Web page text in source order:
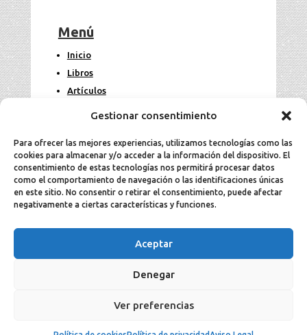
Gestionar consentimiento
Para ofrecer las mejores experiencias, utilizamos tecnologías como las
cookies para almacenar y/o acceder a la información del dispositivo. El
consentimiento de estas tecnologías nos permitirá procesar datos
como el comportamiento de navegación o las identificaciones únicas
en este sitio. No consentir o retirar el consentimiento, puede afectar
negativamente a ciertas características y funciones.
Aceptar
Denegar
Ver preferencias
Menú
Inicio
Libros
Artículos
Legal
Aviso Legal
Política de privacidad
reservados ©.